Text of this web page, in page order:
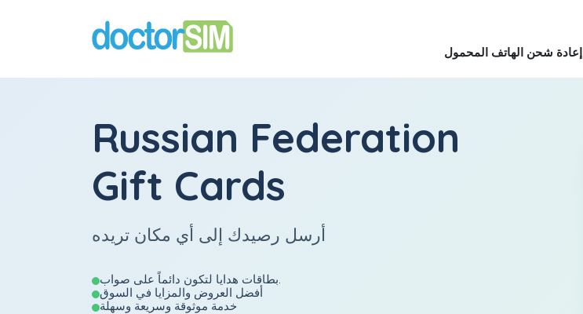
إعادة شحن الهاتف المحمول
Russian Federation
Gift Cards
أرسل رصيدك إلى أي مكان تريده
بطاقات هدايا لتكون دائماً على صواب.
أفضل العروض والمزايا في السوق
خدمة موثوقة وسريعة وسهلة